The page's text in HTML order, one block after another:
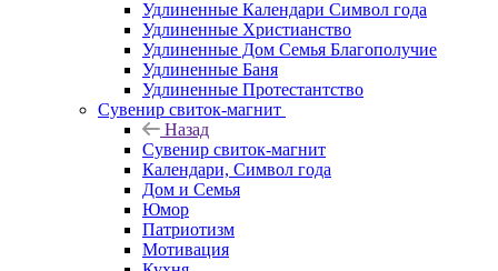
Удлиненные Календари Символ года
Удлиненные Христианство
Удлиненные Дом Семья Благополучие
Удлиненные Баня
Удлиненные Протестантство
Сувенир свиток-магнит
Назад
Сувенир свиток-магнит
Календари, Символ года
Дом и Семья
Юмор
Патриотизм
Мотивация